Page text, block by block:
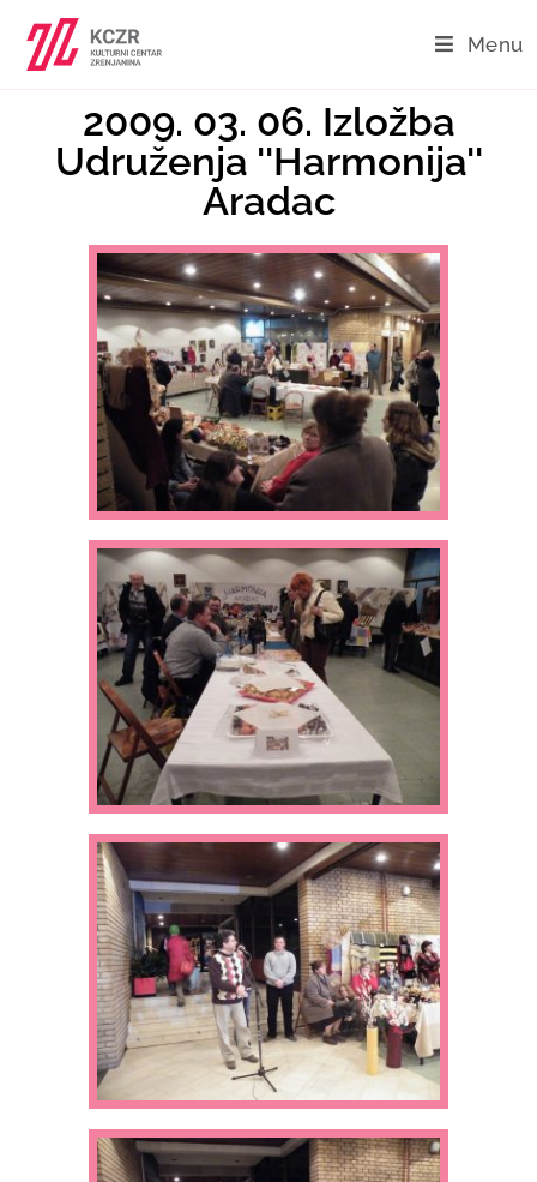
Menu
2009. 03. 06. Izložba
Udruženja ''Harmonija''
Aradac